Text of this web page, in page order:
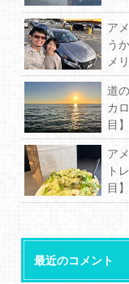
ア
う
メ
道
カ
目】
ア
ト
目】
最近のコメント